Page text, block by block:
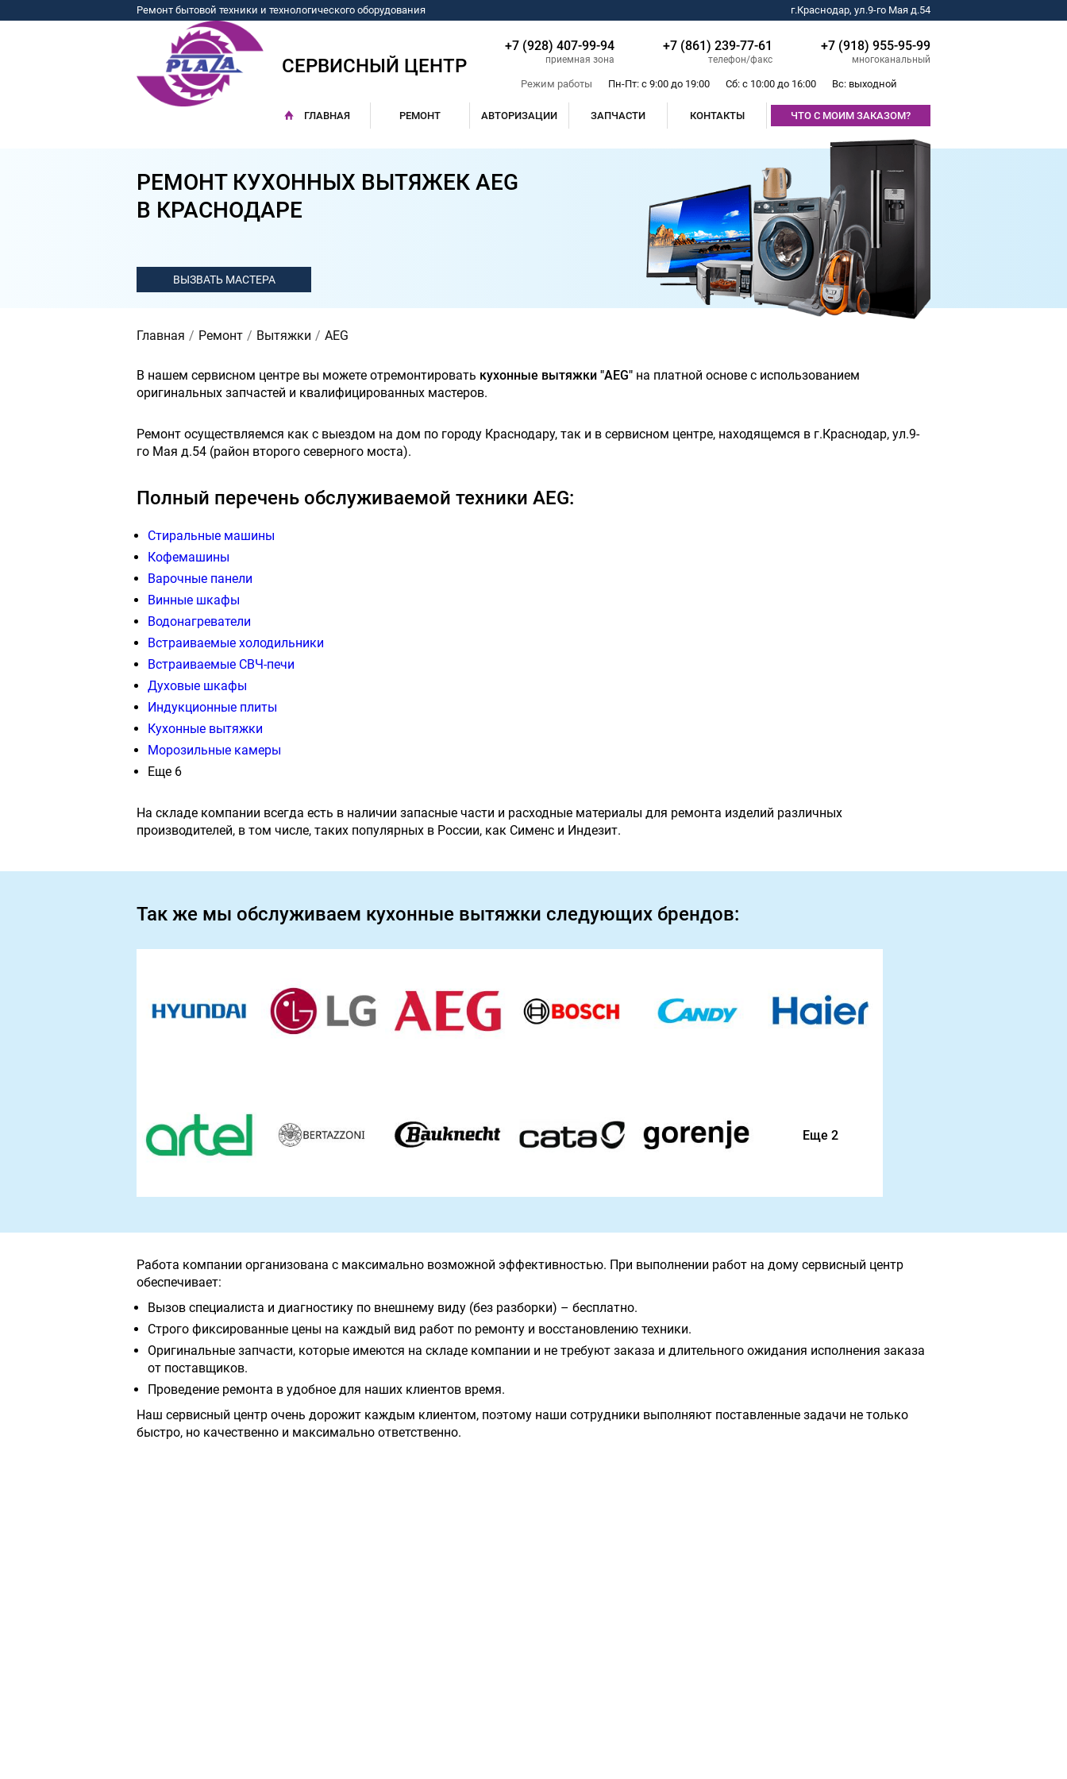
Ремонт бытовой техники и технологического оборудования г.Краснодар, ул.9-го Мая д.54
СЕРВИСНЫЙ ЦЕНТР
+7 (928) 407-99-94
приемная зона
+7 (861) 239-77-61
телефон/факс
+7 (918) 955-95-99
многоканальный
Режим работы Пн-Пт: с 9:00 до 19:00 Сб: с 10:00 до 16:00 Вс: выходной
ГЛАВНАЯ РЕМОНТ АВТОРИЗАЦИИ ЗАПЧАСТИ КОНТАКТЫ ЧТО С МОИМ ЗАКАЗОМ?
РЕМОНТ КУХОННЫХ ВЫТЯЖЕК AEG
В КРАСНОДАРЕ
Главная Ремонт Вытяжки AEG
В нашем сервисном центре вы можете отремонтировать кухонные вытяжки "AEG" на платной основе с использованием
оригинальных запчастей и квалифицированных мастеров.
Ремонт осуществляемся как с выездом на дом по городу Краснодару, так и в сервисном центре, находящемся в г.Краснодар, ул.9-
го Мая д.54 (район второго северного моста).
Полный перечень обслуживаемой техники AEG:
Стиральные машины
Кофемашины
Варочные панели
Винные шкафы
Водонагреватели
Встраиваемые холодильники
Встраиваемые СВЧ-печи
Духовые шкафы
Индукционные плиты
Кухонные вытяжки
Морозильные камеры
Еще 6
На складе компании всегда есть в наличии запасные части и расходные материалы для ремонта изделий различных
производителей, в том числе, таких популярных в России, как Сименс и Индезит.
Так же мы обслуживаем кухонные вытяжки следующих брендов:
Еще 2
Работа компании организована с максимально возможной эффективностью. При выполнении работ на дому сервисный центр
обеспечивает:
Вызов специалиста и диагностику по внешнему виду (без разборки) – бесплатно.
Строго фиксированные цены на каждый вид работ по ремонту и восстановлению техники.
Оригинальные запчасти, которые имеются на складе компании и не требуют заказа и длительного ожидания исполнения заказа
от поставщиков.
Проведение ремонта в удобное для наших клиентов время.
Наш сервисный центр очень дорожит каждым клиентом, поэтому наши сотрудники выполняют поставленные задачи не только
быстро, но качественно и максимально ответственно.